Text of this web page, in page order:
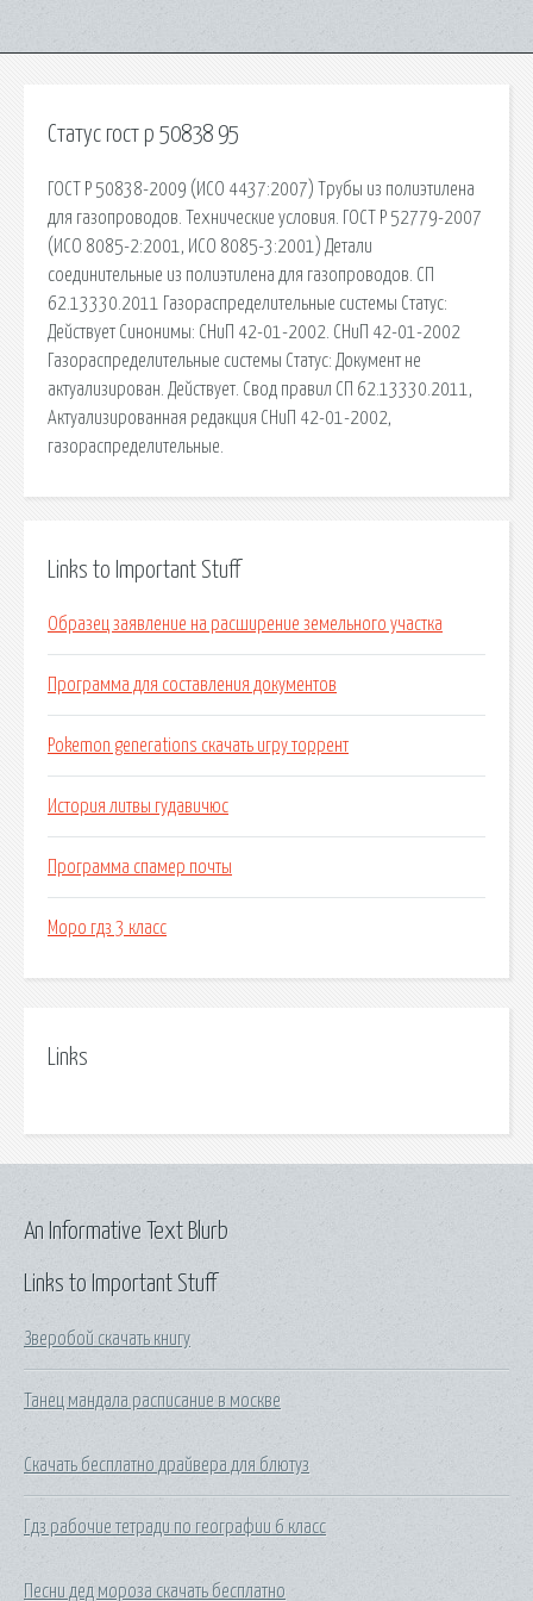
Статус гост р 50838 95
ГОСТ Р 50838-2009 (ИСО 4437:2007) Трубы из полиэтилена
для газопроводов. Технические условия. ГОСТ Р 52779-2007
(ИСО 8085-2:2001, ИСО 8085-3:2001) Детали
соединительные из полиэтилена для газопроводов. СП
62.13330.2011 Газораспределительные системы Статус:
Действует Синонимы: СНиП 42-01-2002. СНиП 42-01-2002
Газораспределительные системы Статус: Документ не
актуализирован. Действует. Свод правил СП 62.13330.2011,
Актуализированная редакция СНиП 42-01-2002,
газораспределительные.
Links to Important Stuff
Образец заявление на расширение земельного участка
Программа для составления документов
Pokemon generations скачать игру торрент
История литвы гудавичюс
Программа спамер почты
Моро гдз 3 класс
Links
Links to Important Stuff
Зверобой скачать книгу
Танец мандала расписание в москве
Скачать бесплатно драйвера для блютуз
Гдз рабочие тетради по географии 6 класс
Песни дед мороза скачать бесплатно
An Informative Text Blurb